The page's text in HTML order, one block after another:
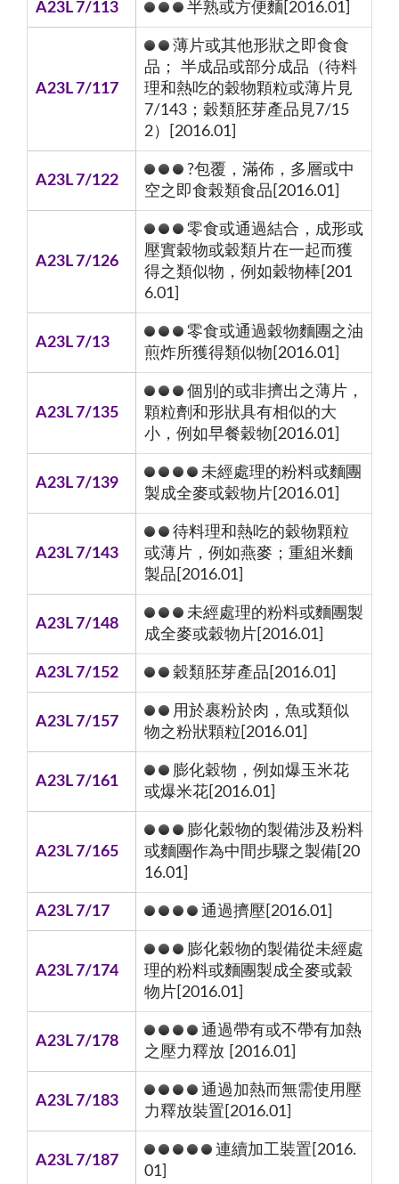
A23L 7/113 半熟或方便麵[2016.01]
A23L 7/117
薄片或其他形狀之即食食
品； 半成品或部分成品（待料
理和熱吃的穀物顆粒或薄片見
7/143；穀類胚芽產品見7/15
2）[2016.01]
A23L 7/122
?包覆，滿佈，多層或中
空之即食榖類食品[2016.01]
A23L 7/126
零食或通過結合，成形或
壓實穀物或穀類片在一起而獲
得之類似物，例如穀物棒[201
6.01]
A23L 7/13
零食或通過穀物麵團之油
煎炸所獲得類似物[2016.01]
A23L 7/135
個別的或非擠出之薄片，
顆粒劑和形狀具有相似的大
小，例如早餐穀物[2016.01]
A23L 7/139
未經處理的粉料或麵團
製成全麥或穀物片[2016.01]
A23L 7/143
待料理和熱吃的穀物顆粒
或薄片，例如燕麥；重組米麵
製品[2016.01]
A23L 7/148
未經處理的粉料或麵團製
成全麥或穀物片[2016.01]
A23L 7/152 穀類胚芽產品[2016.01]
A23L 7/157
用於裹粉於肉，魚或類似
物之粉狀顆粒[2016.01]
A23L 7/161
膨化穀物，例如爆玉米花
或爆米花[2016.01]
A23L 7/165
膨化穀物的製備涉及粉料
或麵團作為中間步驟之製備[20
16.01]
A23L 7/17 通過擠壓[2016.01]
A23L 7/174
膨化穀物的製備從未經處
理的粉料或麵團製成全麥或穀
物片[2016.01]
A23L 7/178
通過帶有或不帶有加熱
之壓力釋放 [2016.01]
A23L 7/183
通過加熱而無需使用壓
力釋放裝置[2016.01]
A23L 7/187
連續加工裝置[2016.
01]